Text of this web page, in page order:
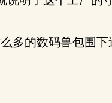
多的数码兽包围下